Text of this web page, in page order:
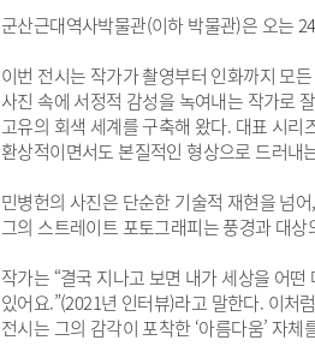
군산근대역사박물관(이하 박물관)은 오는
이번 전시는 작가가 촬영부터 인화까지 모
사진 속에 서정적 감성을 녹여내는 작가로
고유의 회색 세계를 구축해 왔다. 대표 시
환상적이면서도 본질적인 형상으로 드러내
민병헌의 사진은 단순한 기술적 재현을 넘
그의 스트레이트 포토그래피는 풍경과 대
작가는 “결국 지나고 보면 내가 세상을 어
있어요.”(2021년 인터뷰)라고 말한다. 이처
전시는 그의 감각이 포착한 ‘아름다움’ 자